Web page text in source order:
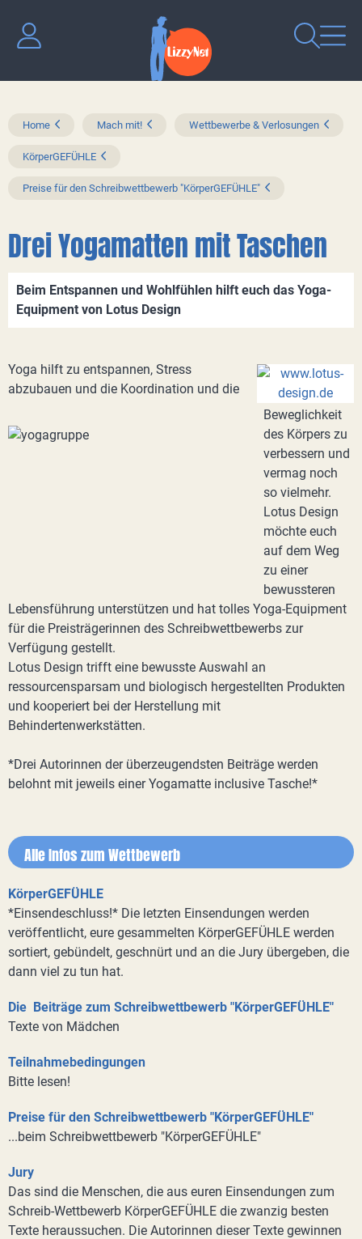
Home Mach mit! Wettbewerbe & Verlosungen
KörperGEFÜHLE
Preise für den Schreibwettbewerb "KörperGEFÜHLE"
Drei Yogamatten mit Taschen
Beim Entspannen und Wohlfühlen hilft euch das Yoga-
Equipment von Lotus Design
Yoga hilft zu entspannen, Stress
abzubauen und die Koordination und die
Beweglichkeit
des Körpers zu
verbessern und
vermag noch
so vielmehr.
Lotus Design
möchte euch
auf dem Weg
zu einer
bewussteren
Lebensführung unterstützen und hat tolles Yoga-Equipment
für die Preisträgerinnen des Schreibwettbewerbs zur
Verfügung gestellt.
Lotus Design trifft eine bewusste Auswahl an
ressourcensparsam und biologisch hergestellten Produkten
und kooperiert bei der Herstellung mit
Behindertenwerkstätten.
*Drei Autorinnen der überzeugendsten Beiträge werden
belohnt mit jeweils einer Yogamatte inclusive Tasche!*
Alle Infos zum Wettbewerb
KörperGEFÜHLE
*Einsendeschluss!* Die letzten Einsendungen werden
veröffentlicht, eure gesammelten KörperGEFÜHLE werden
sortiert, gebündelt, geschnürt und an die Jury übergeben, die
dann viel zu tun hat.
Die Beiträge zum Schreibwettbewerb "KörperGEFÜHLE"
Texte von Mädchen
Teilnahmebedingungen
Bitte lesen!
Preise für den Schreibwettbewerb "KörperGEFÜHLE"
...beim Schreibwettbewerb "KörperGEFÜHLE"
Jury
Das sind die Menschen, die aus euren Einsendungen zum
Schreib-Wettbewerb KörperGEFÜHLE die zwanzig besten
Texte heraussuchen. Die Autorinnen dieser Texte gewinnen